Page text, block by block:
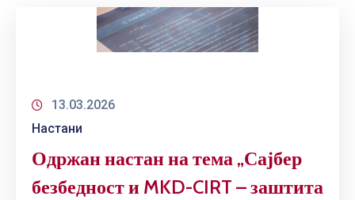
13.03.2026
Настани
Одржан настан на тема „Сајбер
безбедност и MKD-CIRT – заштита